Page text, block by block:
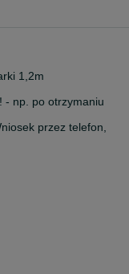
1,2m
- np. po otrzymaniu
przez telefon,